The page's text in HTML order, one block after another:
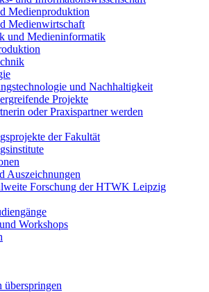
Medienproduktion
Medienwirtschaft
und Medieninformatik
und Nachhaltigkeit
Projekte
oder Praxispartner werden
der Fakultät
Auszeichnungen
Forschung der HTWK Leipzig
Workshops
überspringen